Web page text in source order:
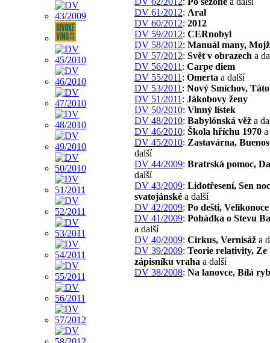
DV 61/2012: Aral
DV 60/2012: 2012
DV 59/2012: CERnobyl
DV 58/2012: Manuál many,
DV 57/2012: Svět v obrazech a
DV 56/2011 : Carpe diem
DV 55/2011 : Omerta a další
DV 53/2011 : Nový Smíchov,
DV 51/2011 : Jákobovy ženy
DV 50/2010: Vinný lístek
DV 48/2010: Babylónská věž a
DV 46/2010: Škola hříchu 1970
DV 45/2010: Zastavárna,
další
DV 44/2009: Bratrská pomoc,
další
DV 43/2009: Lidotřesení, Sen
svatojánské a další
DV 42/2009: Po dešti,
DV 41/2009: Pohádka o Stevu
a další
DV 40/2009: Cirkus, Vernisáž a
DV 39/2009: Teorie relativity, Ze
zápisníku vraha a další
DV 38/2008: Na lanovce, Bílá